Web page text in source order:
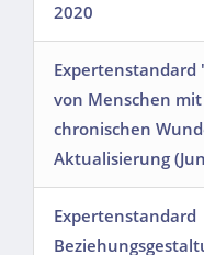
2020
Expertenstandard
von Menschen mit
chronischen
Aktualisierung
Expertenstandard